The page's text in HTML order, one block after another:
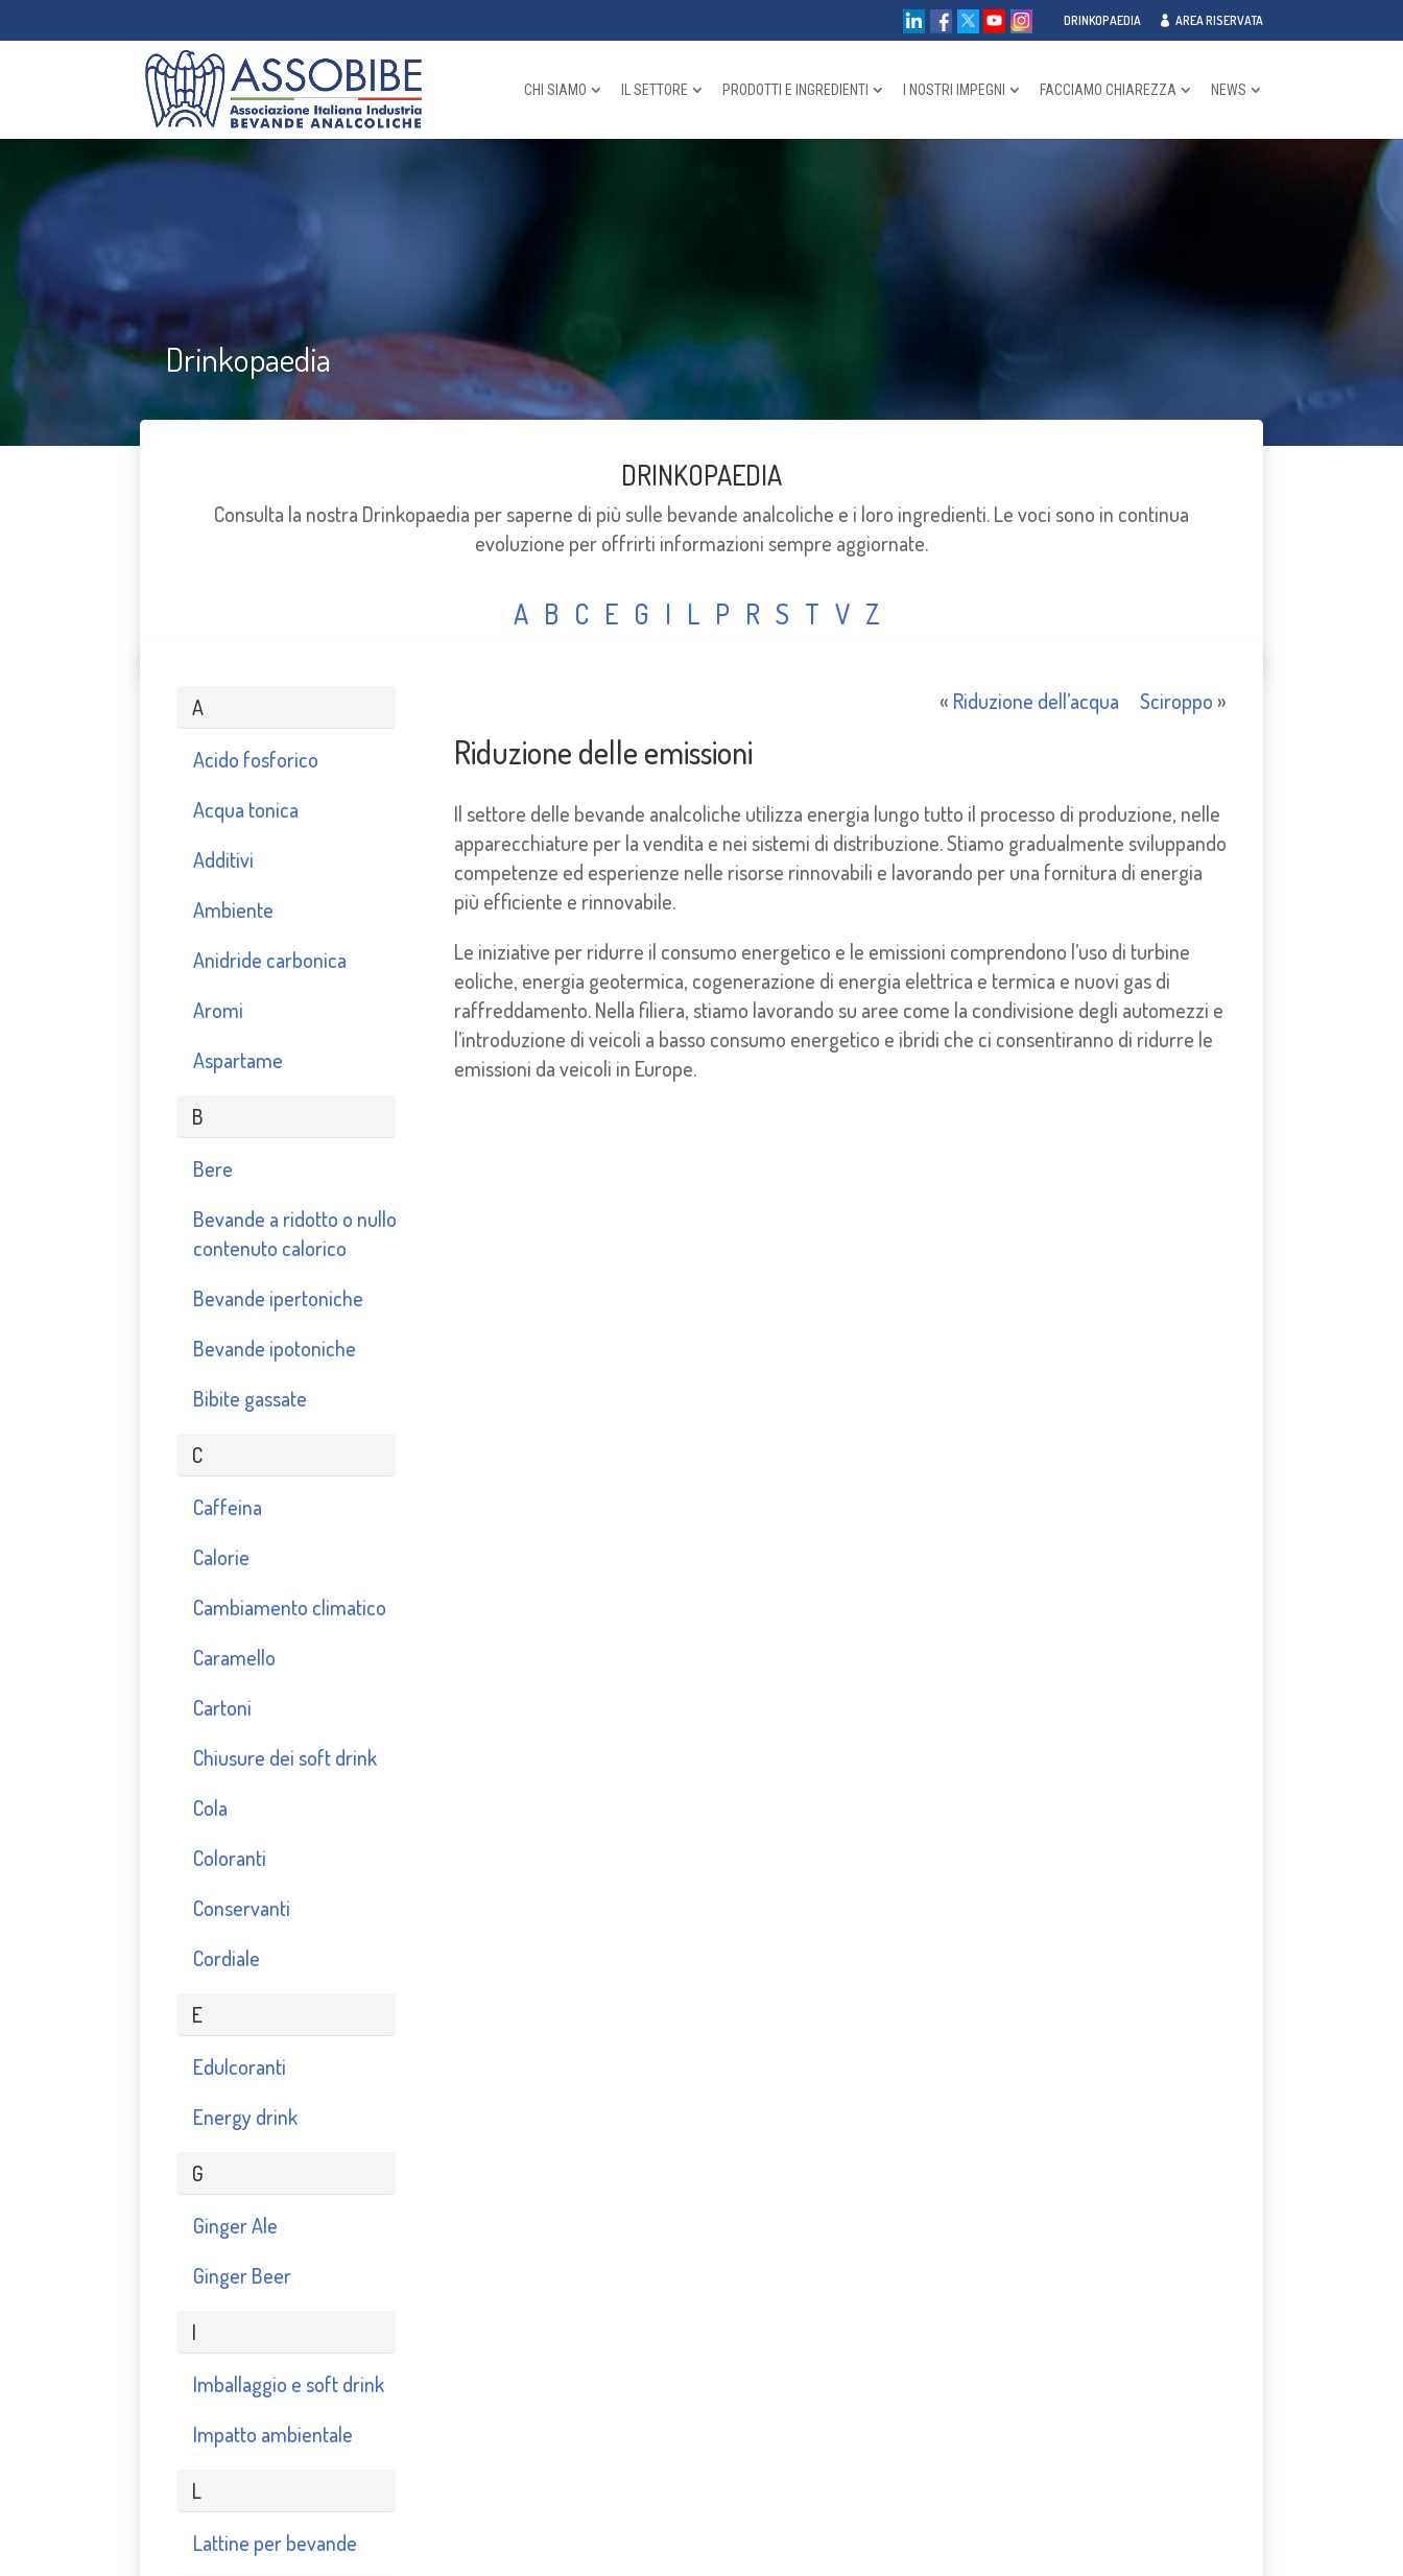
DRINKOPAEDIA AREA RISERVATA
CHI SIAMO IL SETTORE PRODOTTI E INGREDIENTI I NOSTRI IMPEGNI FACCIAMO CHIAREZZA NEWS
Drinkopaedia
DRINKOPAEDIA
Consulta la nostra Drinkopaedia per saperne di più sulle bevande analcoliche e i loro ingredienti. Le voci sono in continua
evoluzione per offrirti informazioni sempre aggiornate.
A B C E G I L P R S T V Z
A
Acido fosforico
Acqua tonica
Additivi
Ambiente
Anidride carbonica
Aromi
Aspartame
B
Bere
Bevande a ridotto o nullo
contenuto calorico
Bevande ipertoniche
Bevande ipotoniche
Bibite gassate
C
Caffeina
Calorie
Cambiamento climatico
Caramello
Cartoni
Chiusure dei soft drink
Cola
Coloranti
Conservanti
Cordiale
E
Edulcoranti
Energy drink
G
Ginger Ale
Ginger Beer
I
Imballaggio e soft drink
Impatto ambientale
L
Lattine per bevande
« Riduzione dell’acqua Sciroppo »
Riduzione delle emissioni
Il settore delle bevande analcoliche utilizza energia lungo tutto il processo di produzione, nelle
apparecchiature per la vendita e nei sistemi di distribuzione. Stiamo gradualmente sviluppando
competenze ed esperienze nelle risorse rinnovabili e lavorando per una fornitura di energia
più efficiente e rinnovabile.
Le iniziative per ridurre il consumo energetico e le emissioni comprendono l’uso di turbine
eoliche, energia geotermica, cogenerazione di energia elettrica e termica e nuovi gas di
raffreddamento. Nella filiera, stiamo lavorando su aree come la condivisione degli automezzi e
l’introduzione di veicoli a basso consumo energetico e ibridi che ci consentiranno di ridurre le
emissioni da veicoli in Europe.